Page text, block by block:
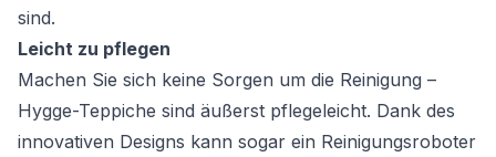
sind.
Leicht zu pflegen
Machen Sie sich keine Sorgen um die Reinigung –
Hygge-Teppiche sind äußerst pflegeleicht. Dank des
innovativen Designs kann sogar ein Reinigungsroboter